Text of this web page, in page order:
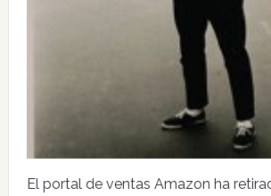
El portal de ventas Amazon ha